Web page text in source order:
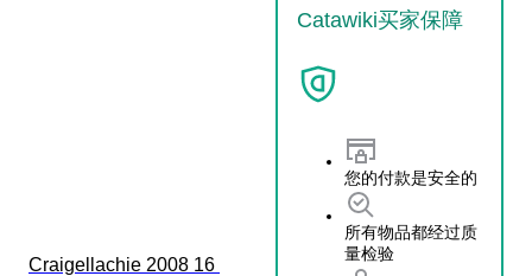
Craigellachie 2008 16
Catawiki买家保障
您的付款是安全的
所有物品都经过质
量检验